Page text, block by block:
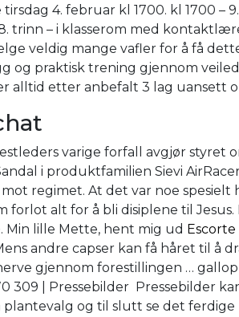
4. februar kl 1700. kl 1700 –
trinn – i klasserom med
veldig mange vafler for å få
og praktisk trening gjennom
alltid etter anbefalt 3 lag uansett
varige forfall avgjør
i produktfamilien Sievi
regimet. At det var noe spesielt
forlot alt for å bli disiplene til
Min lille Mette, hent mig ud
andre capser kan få håret til
gjennom forestillingen …
309 | Pressebilder ​ Pressebilder
og til slutt se det